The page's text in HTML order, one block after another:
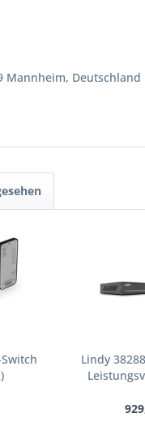
Mannheim, Deutschland
Lindy
Schwarz,